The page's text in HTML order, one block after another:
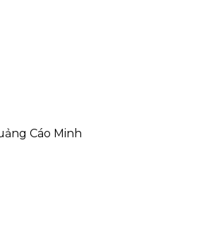
Cáo Minh